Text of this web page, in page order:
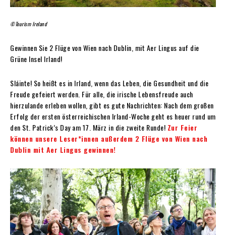
©Tourism Ireland
Gewinnen Sie 2 Flüge von Wien nach Dublin, mit Aer Lingus auf die
Grüne Insel Irland!
Sláinte! So heißt es in Irland, wenn das Leben, die Gesundheit und die
Freude gefeiert werden. Für alle, die irische Lebensfreude auch
hierzulande erleben wollen, gibt es gute Nachrichten: Nach dem großen
Erfolg der ersten österreichischen Irland-Woche geht es heuer rund um
den St. Patrick’s Day am 17. März in die zweite Runde! Zur Feier
können unsere Leser*innen außerdem 2 Flüge von Wien nach
Dublin mit Aer Lingus gewinnen!